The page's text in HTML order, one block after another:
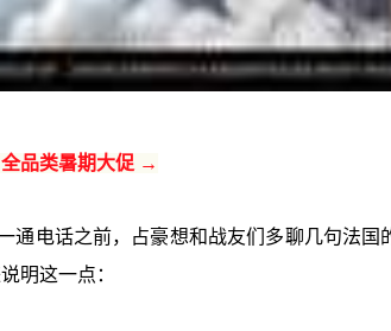
品类暑期大促 →
通电话之前，占豪想和战友们多聊几句法
明这一点：